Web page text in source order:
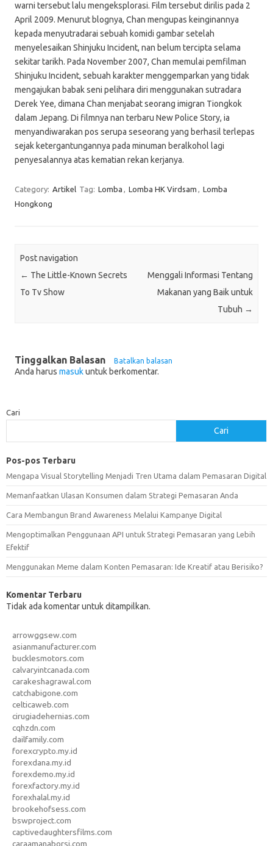
warni tersebut lalu mengeksplorasi. Film tersebut dirilis pada 2
April 2009. Menurut blognya, Chan mengupas keinginannya
kepada menyutradarai sebuah komidi gambar setelah
menyelesaikan Shinjuku Incident, nan belum tercipta selama
sekitar tarikh. Pada November 2007, Chan memulai pemfilman
Shinjuku Incident, sebuah karakter menggemparkan yang tidak
mengajukan babak seni pelihara diri menggunakan sutradara
Derek Yee, dimana Chan menjabat seorang imigran Tiongkok
dalam Jepang. Di filmnya nan terbaru New Police Story, ia
menyandiwarakan pos serupa seseorang yang berhasil terlepas
sejak ketergantungannya pada minuman beralkohol lagi
penyesalannya atas kematian rekan kerjanya.
Category: Artikel Tag: Lomba , Lomba HK Virdsam , Lomba
Hongkong
Post navigation
← The Little-Known Secrets
To Tv Show
Menggali Informasi Tentang
Makanan yang Baik untuk
Tubuh →
Tinggalkan Balasan Batalkan balasan
Anda harus masukuntuk berkomentar.
Cari
Cari
Pos-pos Terbaru
Mengapa Visual Storytelling Menjadi Tren Utama dalam Pemasaran Digital
Memanfaatkan Ulasan Konsumen dalam Strategi Pemasaran Anda
Cara Membangun Brand Awareness Melalui Kampanye Digital
Mengoptimalkan Penggunaan API untuk Strategi Pemasaran yang Lebih
Efektif
Menggunakan Meme dalam Konten Pemasaran: Ide Kreatif atau Berisiko?
Komentar Terbaru
Tidak ada komentar untuk ditampilkan.
arrowggsew.com
asianmanufacturer.com
bucklesmotors.com
calvaryintcanada.com
carakeshagrawal.com
catchabigone.com
celticaweb.com
cirugiadehernias.com
cqhzdn.com
dailfamily.com
forexcrypto.my.id
forexdana.my.id
forexdemo.my.id
forexfactory.my.id
forexhalal.my.id
brookehofsess.com
bswproject.com
captivedaughtersfilms.com
caraamanaborsi.com